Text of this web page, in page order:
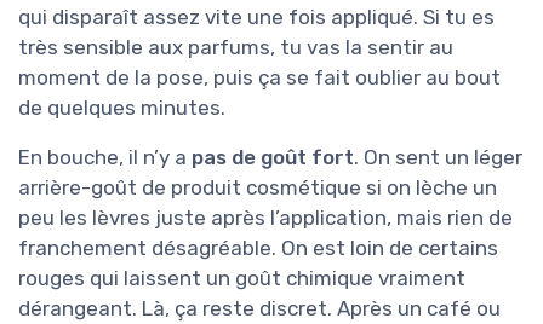
qui disparaît assez vite une fois appliqué. Si tu es
très sensible aux parfums, tu vas la sentir au
moment de la pose, puis ça se fait oublier au bout
de quelques minutes.
En bouche, il n’y a pas de goût fort. On sent un léger
arrière-goût de produit cosmétique si on lèche un
peu les lèvres juste après l’application, mais rien de
franchement désagréable. On est loin de certains
rouges qui laissent un goût chimique vraiment
dérangeant. Là, ça reste discret. Après un café ou